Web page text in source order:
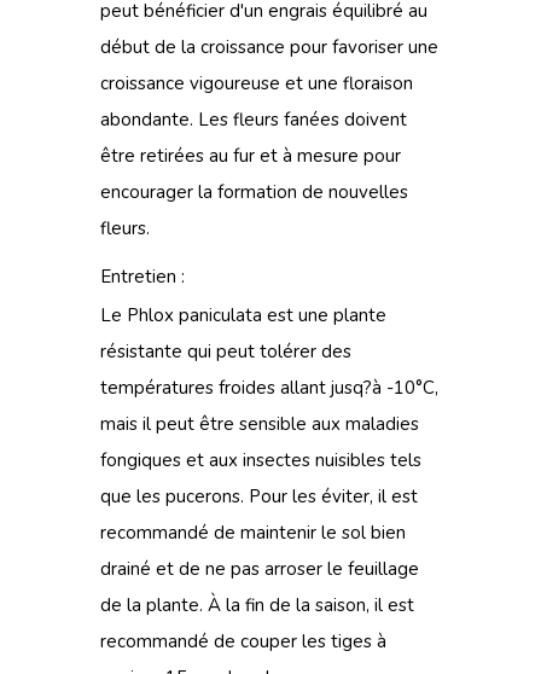
peut bénéficier d'un engrais équilibré au
début de la croissance pour favoriser une
croissance vigoureuse et une floraison
abondante. Les fleurs fanées doivent
être retirées au fur et à mesure pour
encourager la formation de nouvelles
fleurs.
Entretien :
Le Phlox paniculata est une plante
résistante qui peut tolérer des
températures froides allant jusq?à -10°C,
mais il peut être sensible aux maladies
fongiques et aux insectes nuisibles tels
que les pucerons. Pour les éviter, il est
recommandé de maintenir le sol bien
drainé et de ne pas arroser le feuillage
de la plante. À la fin de la saison, il est
recommandé de couper les tiges à